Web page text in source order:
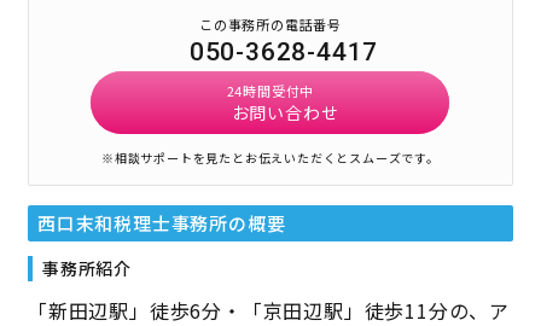
この事務所の電話番号
050-3628-4417
24時間受付中
お問い合わせ
※相談サポートを見たとお伝えいただくとスムーズです。
西口末和税理士事務所の概要
事務所紹介
「新田辺駅」徒歩6分・「京田辺駅」徒歩11分の、ア